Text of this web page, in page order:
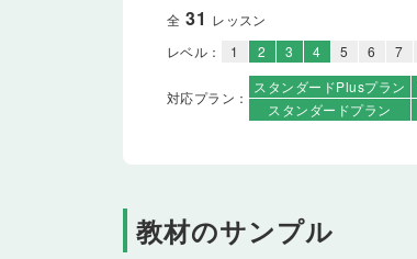
全 31 レッスン
レベル：
1 2 3 4 5 6 7
対応プラン：
スタンダードPlusプラン
スタンダードプラン
教材のサンプル